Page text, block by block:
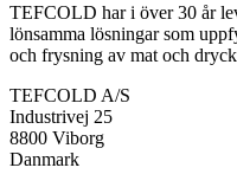
TEFCOLD har i över 30 år
lönsamma lösningar som
och frysning av mat och
TEFCOLD A/S
Industrivej 25
8800 Viborg
Danmark